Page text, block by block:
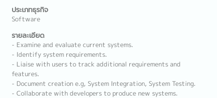
ประเภทธุรกิจ
Software
รายละเอียด
- Examine and evaluate current systems.
- Identify system requirements.
- Liaise with users to track additional requirements and
features.
- Document creation e.g, System Integration, System Testing.
- Collaborate with developers to produce new systems.